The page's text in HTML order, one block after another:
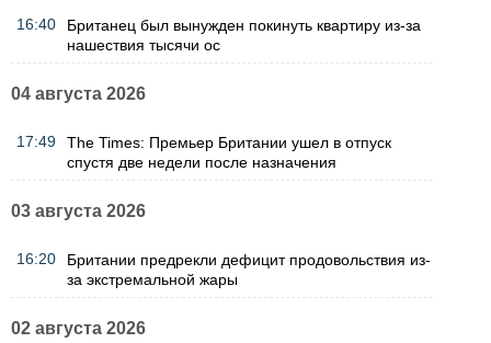
16:40
Британец был вынужден покинуть квартиру из-за
нашествия тысячи ос
04 августа 2026
17:49
The Times: Премьер Британии ушел в отпуск
спустя две недели после назначения
03 августа 2026
16:20
Британии предрекли дефицит продовольствия из-
за экстремальной жары
02 августа 2026